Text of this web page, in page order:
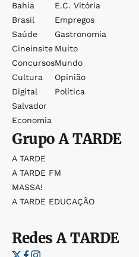
Bahia
Brasil
Saúde
Cineinsite
Concursos
Cultura
Digital
Salvador
Economia
E.c. Vitória
Empregos
Gastronomia
Muito
Mundo
Opinião
Política
GrupoA TARDE
A TARDE
A TARDE FM
MASSA!
A TARDE EDUCAÇÃO
RedesA TARDE